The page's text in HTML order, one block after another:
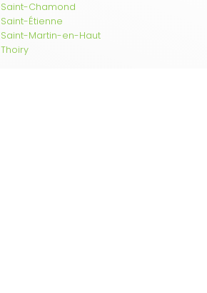
Saint-Chamond
Saint-Étienne
Saint-Martin-en-Haut
Thoiry